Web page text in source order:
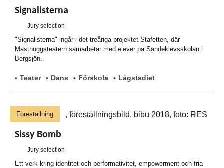
Signalisterna
Jury selection
"Signalisterna" ingår i det treåriga projektet Stafetten, där
Masthuggsteatern samarbetar med elever på Sandeklevsskolan i
Bergsjön.
Teater Dans Förskola Lågstadiet
Sissy Bomb
Jury selection
Föreställning
Ett verk kring identitet och performativitet, empowerment och fria